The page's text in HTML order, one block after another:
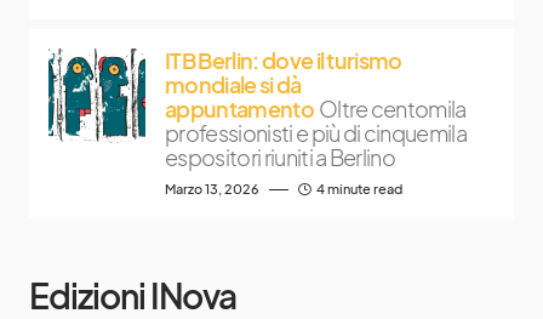
ITB Berlin: dove il turismo
mondiale si dà
appuntamento Oltre centomila
professionisti e più di cinquemila
espositori riuniti a Berlino
Marzo 13, 2026 4 minute read
Edizioni INova